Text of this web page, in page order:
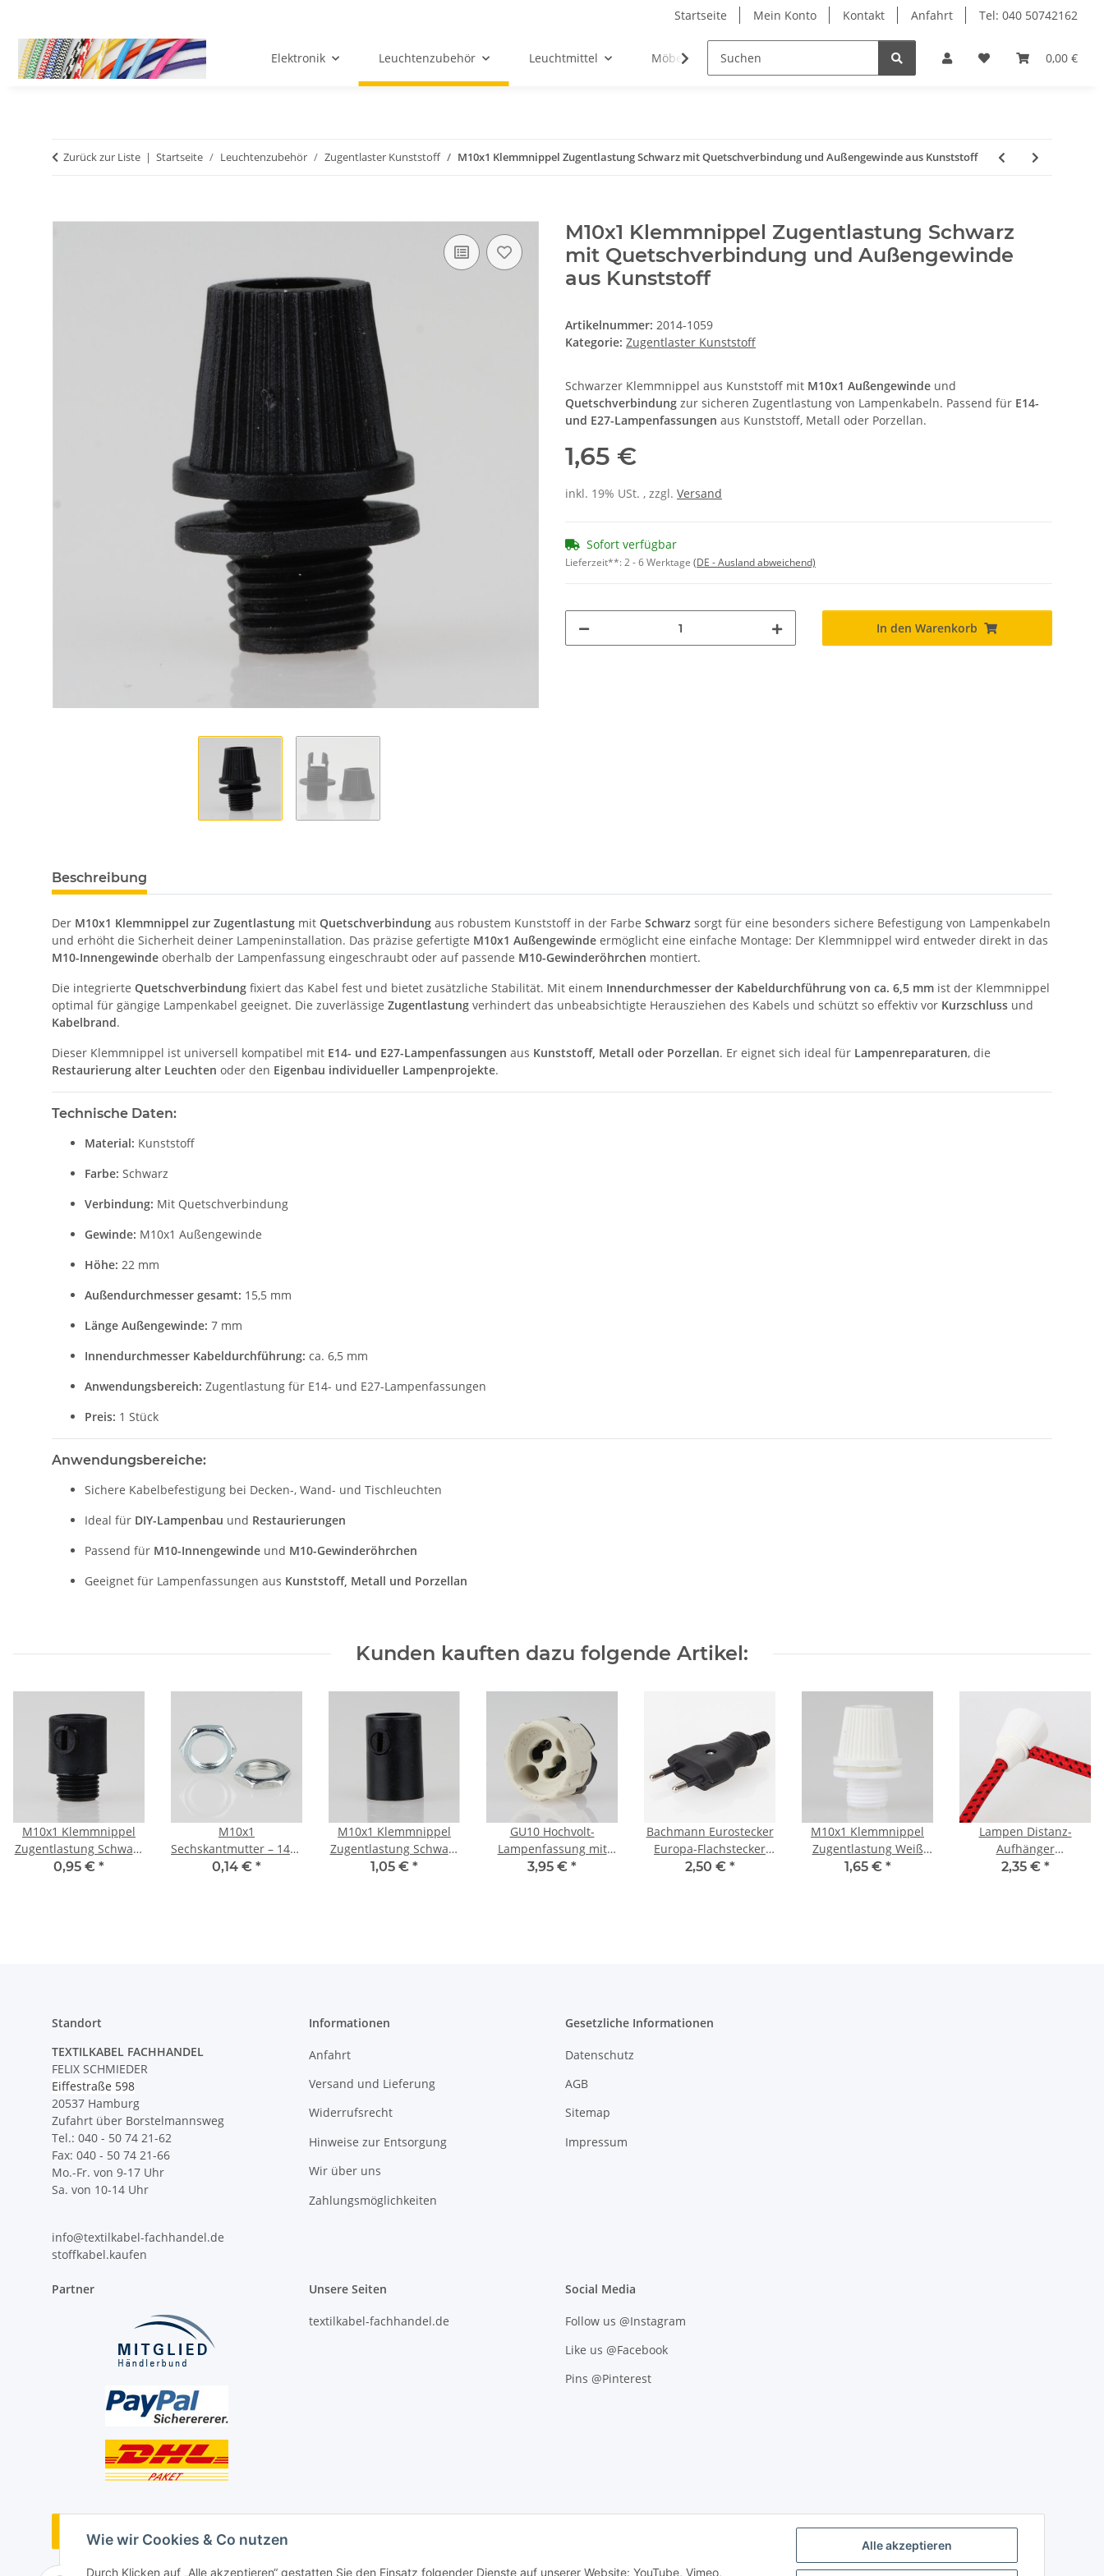
Alle akzeptieren
Wie wir Cookies & Co nutzen
Durch Klicken auf „Alle akzeptieren“ gestatten Sie den Einsatz folgender Dienste auf unserer Website: YouTube, Vimeo,
Startseite Mein Konto Kontakt Anfahrt Tel: 040 50742162
0,00 €
Elektronik Leuchtenzubehör Leuchtmittel Möbel-Ersatzteile
Zurück zur Liste Startseite Leuchtenzubehör Zugentlaster Kunststoff M10x1 Klemmnippel Zugentlastung Schwarz mit Quetschverbindung und Außengewinde aus Kunststoff
M10x1 Klemmnippel Zugentlastung Schwarz
mit Quetschverbindung und Außengewinde
aus Kunststoff
Artikelnummer: 2014-1059
Kategorie: Zugentlaster Kunststoff
Schwarzer Klemmnippel aus Kunststoff mit M10x1 Außengewinde und
Quetschverbindung zur sicheren Zugentlastung von Lampenkabeln. Passend für E14-
und E27-Lampenfassungen aus Kunststoff, Metall oder Porzellan.
1,65 €
inkl. 19% USt. , zzgl. Versand
Sofort verfügbar
Lieferzeit**:2 - 6 Werktage (DE - Ausland abweichend)
In den Warenkorb
Beschreibung
Der M10x1 Klemmnippel zur Zugentlastung mit Quetschverbindung aus robustem Kunststoff in der Farbe Schwarz sorgt für eine besonders sichere Befestigung von Lampenkabeln
und erhöht die Sicherheit deiner Lampeninstallation. Das präzise gefertigte M10x1 Außengewinde ermöglicht eine einfache Montage: Der Klemmnippel wird entweder direkt in das
M10-Innengewinde oberhalb der Lampenfassung eingeschraubt oder auf passende M10-Gewinderöhrchen montiert.
Die integrierte Quetschverbindung fixiert das Kabel fest und bietet zusätzliche Stabilität. Mit einem Innendurchmesser der Kabeldurchführung von ca. 6,5 mm ist der Klemmnippel
optimal für gängige Lampenkabel geeignet. Die zuverlässige Zugentlastung verhindert das unbeabsichtigte Herausziehen des Kabels und schützt so effektiv vor Kurzschluss und
Kabelbrand.
Dieser Klemmnippel ist universell kompatibel mit E14- und E27-Lampenfassungen aus Kunststoff, Metall oder Porzellan. Er eignet sich ideal für Lampenreparaturen, die
Restaurierung alter Leuchten oder den Eigenbau individueller Lampenprojekte.
Technische Daten:
Material: Kunststoff
Farbe: Schwarz
Verbindung: Mit Quetschverbindung
Gewinde: M10x1 Außengewinde
Höhe: 22 mm
Außendurchmesser gesamt: 15,5 mm
Länge Außengewinde: 7 mm
Innendurchmesser Kabeldurchführung: ca. 6,5 mm
Anwendungsbereich: Zugentlastung für E14- und E27-Lampenfassungen
Preis: 1 Stück
Anwendungsbereiche:
Sichere Kabelbefestigung bei Decken-, Wand- und Tischleuchten
Ideal für DIY-Lampenbau und Restaurierungen
Passend für M10-Innengewinde und M10-Gewinderöhrchen
Geeignet für Lampenfassungen aus Kunststoff, Metall und Porzellan
Kunden kauften dazu folgende Artikel:
M10x1 Klemmnippel
Zugentlastung Schwarz
mit Außengewinde aus
0,95 € *
M10x1
Sechskantmutter – 14x3
mm, Metall verzinkt
0,14 € *
M10x1 Klemmnippel
Zugentlastung Schwarz
mit Innengewinde aus
1,05 € *
GU10 Hochvolt-
Lampenfassung mit
Steckkontakt –
3,95 € *
Bachmann Eurostecker
Europa-Flachstecker
schwarz 250V/2A mit
2,50 € *
M10x1 Klemmnippel
Zugentlastung Weiß
mit Quetschverbindung
1,65 € *
Lampen Distanz-
Aufhänger
„Affenschaukel“ – Weiß
2,35 € *
Standort
TEXTILKABEL FACHHANDEL
FELIX SCHMIEDER
Eiffestraße 598
20537 Hamburg
Zufahrt über Borstelmannsweg
Tel.: 040 - 50 74 21-62
Fax: 040 - 50 74 21-66
Mo.-Fr. von 9-17 Uhr
Sa. von 10-14 Uhr
info@textilkabel-fachhandel.de
stoffkabel.kaufen
Informationen
Anfahrt
Versand und Lieferung
Widerrufsrecht
Hinweise zur Entsorgung
Wir über uns
Zahlungsmöglichkeiten
Gesetzliche Informationen
Datenschutz
AGB
Sitemap
Impressum
Partner Unsere Seiten
textilkabel-fachhandel.de
Social Media
Follow us @Instagram
Like us @Facebook
Pins @Pinterest
Vertrag widerrufen